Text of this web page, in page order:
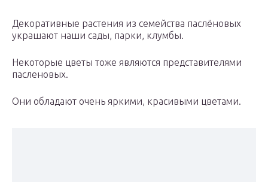
Декоративные растения из семейства паслёновых
украшают наши сады, парки, клумбы.
Некоторые цветы тоже являются представителями
пасленовых.
Они обладают очень яркими, красивыми цветами.